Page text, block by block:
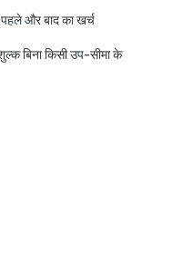
पहले और बाद का खर्च
बिना किसी उप-सीमा के